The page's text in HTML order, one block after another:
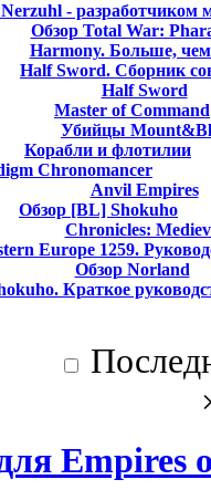
- разработчиком
Обзор Total War:
Harmony. Больше,
Half Sword. Сборник
Half Sword
Master of Command
Убийцы
Корабли и флотилии
Chronomancer
Anvil Empires
Обзор [BL] Shokuho
Chronicles:
Europe 1259.
Обзор Norland
Краткое
Empires